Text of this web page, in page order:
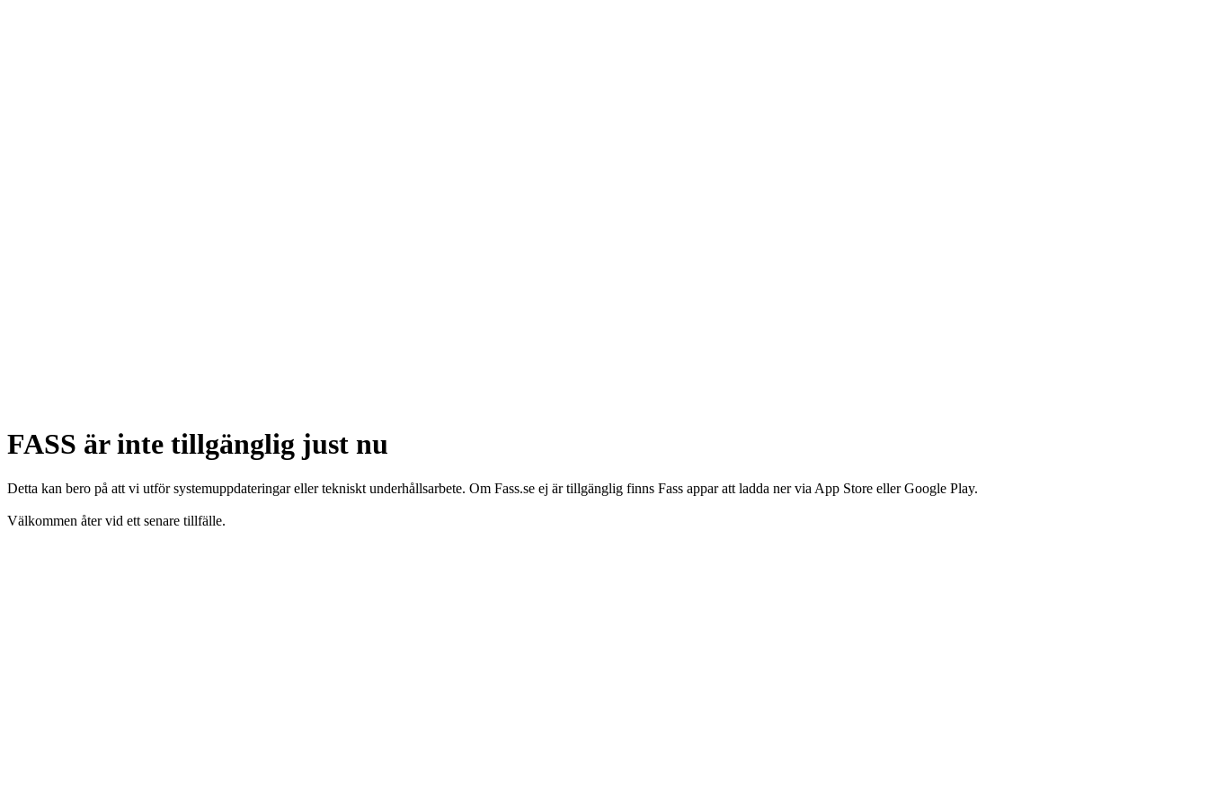
FASS är inte tillgänglig just nu
Detta kan bero på att vi utför systemuppdateringar eller tekniskt underhållsarbete. Om Fass.se ej är tillgänglig finns Fass appar att ladda ner via App Store eller Google Play.
Välkommen åter vid ett senare tillfälle.